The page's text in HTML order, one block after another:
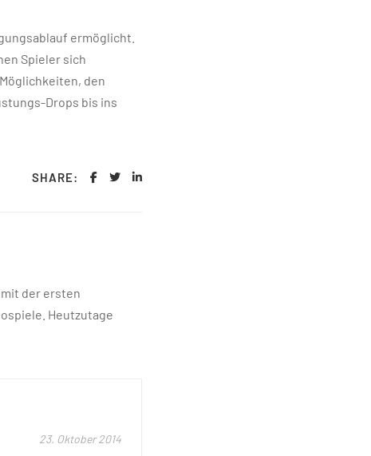
ermöglicht.
Spieler sich
den
Drops bis ins
SHARE:
der ersten
Heutzutage
23. Oktober 2014